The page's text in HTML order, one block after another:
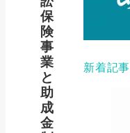
保
険
事
業
と
助
成
金
新着記事